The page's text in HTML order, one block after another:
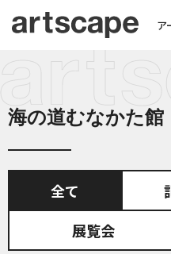
ア
海の道むなかた館
全て
展覧会